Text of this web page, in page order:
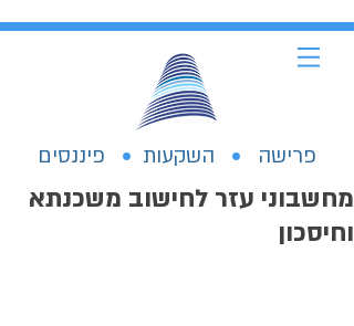
פרישה • השקעות • פיננסים
מחשבוני עזר לחישוב משכנתא
וחיסכון